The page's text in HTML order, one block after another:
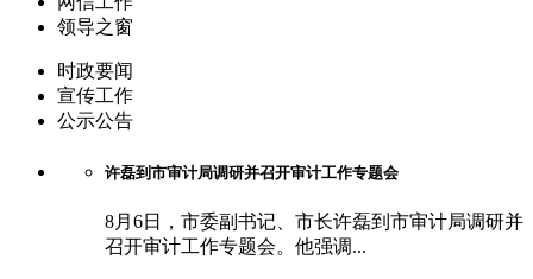
领导之窗
时政要闻
宣传工作
公示公告
许磊到市审计局调研并召开审计工作专题会
8月6日，市委副书记、市长许磊到市审计局调研并
召开审计工作专题会。他强调...